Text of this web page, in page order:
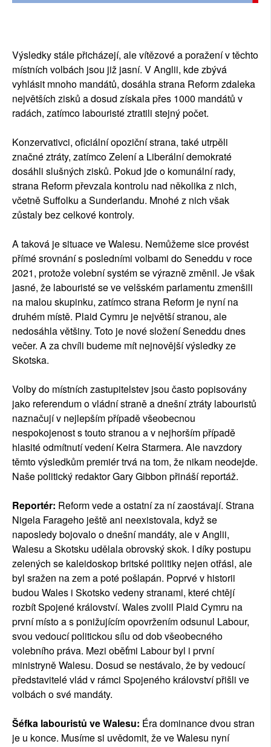
Výsledky stále přicházejí, ale vítězové a poražení v těchto
místních volbách jsou již jasní. V Anglii, kde zbývá
vyhlásit mnoho mandátů, dosáhla strana Reform zdaleka
největších zisků a dosud získala přes 1000 mandátů v
radách, zatímco labouristé ztratili stejný počet.
Konzervativci, oficiální opoziční strana, také utrpěli
značné ztráty, zatímco Zelení a Liberální demokraté
dosáhli slušných zisků. Pokud jde o komunální rady,
strana Reform převzala kontrolu nad několika z nich,
včetně Suffolku a Sunderlandu. Mnohé z nich však
zůstaly bez celkové kontroly.
A taková je situace ve Walesu. Nemůžeme sice provést
přímé srovnání s posledními volbami do Seneddu v roce
2021, protože volební systém se výrazně změnil. Je však
jasné, že labouristé se ve velšském parlamentu zmenšili
na malou skupinku, zatímco strana Reform je nyní na
druhém místě. Plaid Cymru je největší stranou, ale
nedosáhla většiny. Toto je nové složení Seneddu dnes
večer. A za chvíli budeme mít nejnovější výsledky ze
Skotska.
Volby do místních zastupitelstev jsou často popisovány
jako referendum o vládní straně a dnešní ztráty labouristů
naznačují v nejlepším případě všeobecnou
nespokojenost s touto stranou a v nejhorším případě
hlasité odmítnutí vedení Keira Starmera. Ale navzdory
těmto výsledkům premiér trvá na tom, že nikam neodejde.
Naše politický redaktor Gary Gibbon přináší reportáž.
Reportér: Reform vede a ostatní za ní zaostávají. Strana
Nigela Farageho ještě ani neexistovala, když se
naposledy bojovalo o dnešní mandáty, ale v Anglii,
Walesu a Skotsku udělala obrovský skok. I díky postupu
zelených se kaleidoskop britské politiky nejen otřásl, ale
byl sražen na zem a poté pošlapán. Poprvé v historii
budou Wales i Skotsko vedeny stranami, které chtějí
rozbít Spojené království. Wales zvolil Plaid Cymru na
první místo a s ponižujícím opovržením odsunul Labour,
svou vedoucí politickou sílu od dob všeobecného
volebního práva. Mezi oběťmi Labour byl i první
ministryně Walesu. Dosud se nestávalo, že by vedoucí
představitelé vlád v rámci Spojeného království přišli ve
volbách o své mandáty.
Šéfka labouristů ve Walesu: Éra dominance dvou stran
je u konce. Musíme si uvědomit, že ve Walesu nyní